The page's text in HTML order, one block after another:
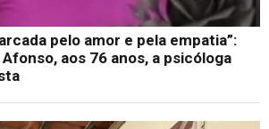
pelo amor e pela empatia”:
aos 76 anos, a psicóloga